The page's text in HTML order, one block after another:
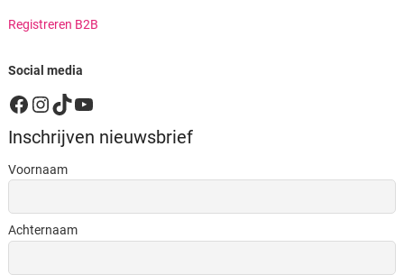
Registreren B2B
Social media
Facebook
Instagram
TikTok
YouTube
Inschrijven nieuwsbrief
Voornaam
Achternaam